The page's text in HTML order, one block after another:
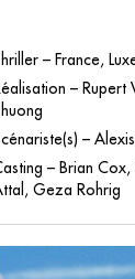
– France,
– Rupert
–
– Brian Cox,
Geza Rohrig